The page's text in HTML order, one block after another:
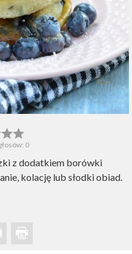
0
z dodatkiem borówki
kolację lub słodki obiad.